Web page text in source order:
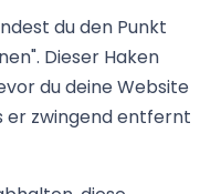
du den Punkt
Dieser Haken
du deine Website
er zwingend entfernt